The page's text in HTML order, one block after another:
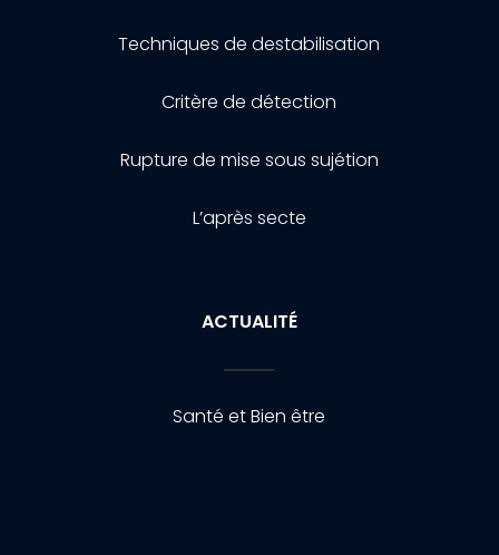
Techniques de destabilisation
Critère de détection
Rupture de mise sous sujétion
L’après secte
ACTUALITÉ
Santé et Bien être